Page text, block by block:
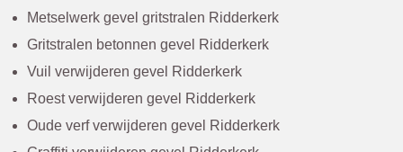
Metselwerk gevel gritstralen Ridderkerk
Gritstralen betonnen gevel Ridderkerk
Vuil verwijderen gevel Ridderkerk
Roest verwijderen gevel Ridderkerk
Oude verf verwijderen gevel Ridderkerk